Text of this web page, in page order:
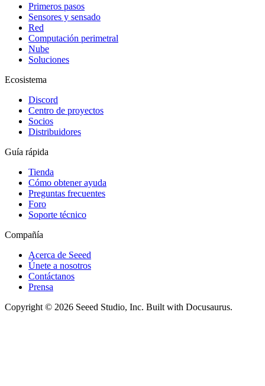
Primeros pasos
Sensores y sensado
Red
Computación perimetral
Nube
Soluciones
Ecosistema
Discord
Centro de proyectos
Socios
Distribuidores
Guía rápida
Tienda
Cómo obtener ayuda
Preguntas frecuentes
Foro
Soporte técnico
Compañía
Acerca de Seeed
Únete a nosotros
Contáctanos
Prensa
Copyright © 2026 Seeed Studio, Inc. Built with Docusaurus.